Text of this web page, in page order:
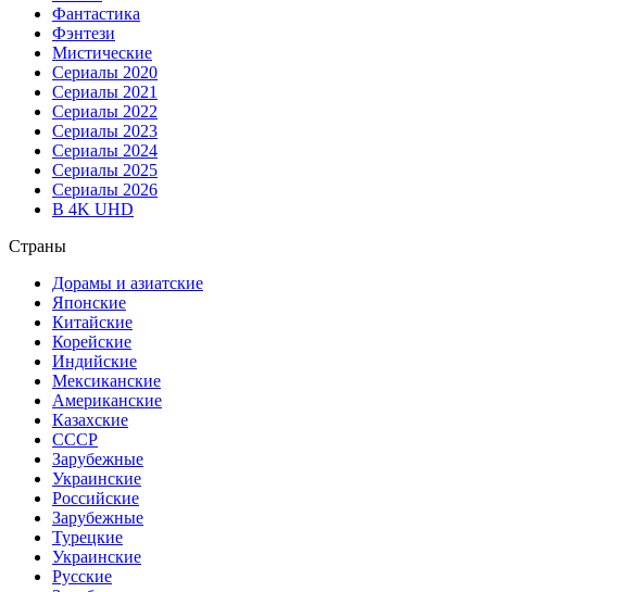
Фантастика
Фэнтези
Мистические
Сериалы 2020
Сериалы 2021
Сериалы 2022
Сериалы 2023
Сериалы 2024
Сериалы 2025
Сериалы 2026
В 4K UHD
Страны
Дорамы и азиатские
Японские
Китайские
Корейские
Индийские
Мексиканские
Американские
Казахские
СССР
Зарубежные
Украинские
Российские
Зарубежные
Турецкие
Украинские
Русские